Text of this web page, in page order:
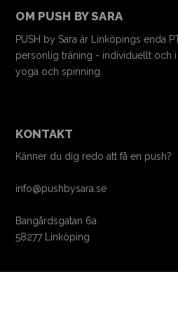
OM PUSH BY SARA
PUSH by Sara är Linköpings enda
personlig träning - individuellt och i
yoga och spinning.
KONTAKT
Känner du dig redo att få en push?
info@pushbysara.se
Bangårdsgatan 6a
58277 Linköping